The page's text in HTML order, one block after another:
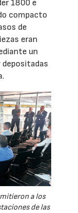
1800 e
compacto
de
eran
un
a los
de las